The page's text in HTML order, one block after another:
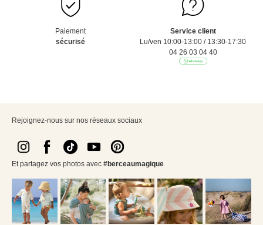
Paiement
sécurisé
Service client
Lu/ven 10:00-13:00 / 13:30-17:30
04 26 03 04 40
Rejoignez-nous sur nos réseaux sociaux
Et partagez vos photos avec #berceaumagique